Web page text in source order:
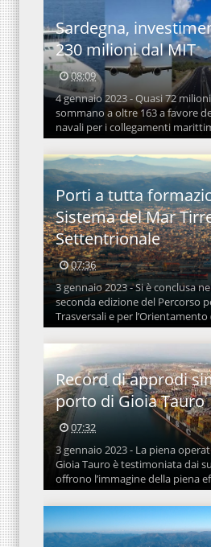
Sardegna,
230 milioni dal MIT
08:09
4 gennaio 2023 - Quasi 72
sommano a oltre 163 a favore
navali per i collegamenti
Porti a tutta
Sistema del Mar
Settentrionale
07:36
3 gennaio 2023 - Si è conclusa
seconda edizione del Percorso
Trasversali e per l’Orientamento
Record di approdi
porto di Gioia Tauro
07:32
3 gennaio 2023 - La piena
Gioia Tauro è testimoniata dai
offrono l’immagine della piena